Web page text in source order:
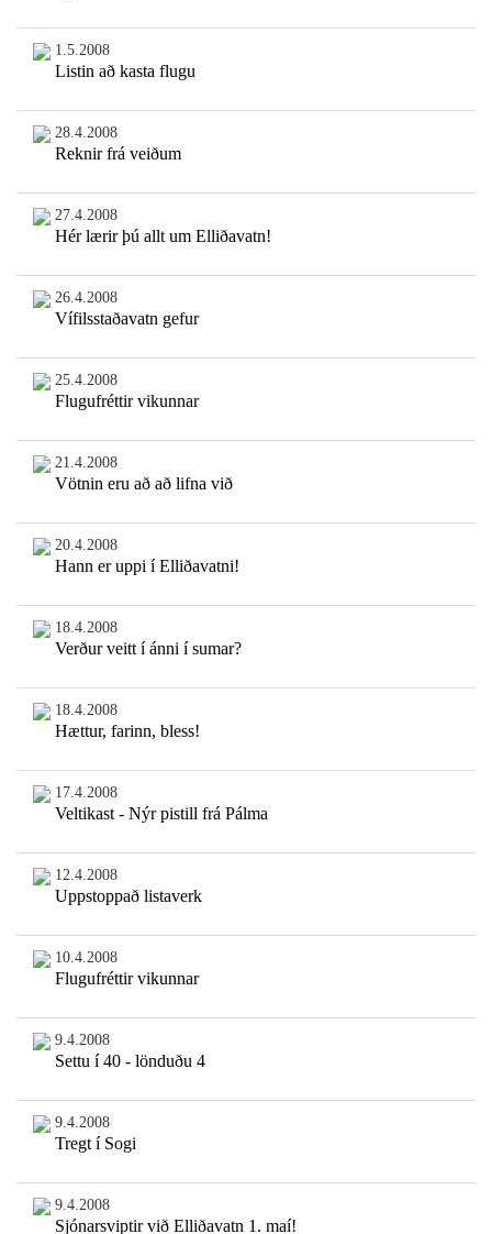
1.5.2008
Listin að kasta flugu
28.4.2008
Reknir frá veiðum
27.4.2008
Hér lærir þú allt um Elliðavatn!
26.4.2008
Vífilsstaðavatn gefur
25.4.2008
Flugufréttir vikunnar
21.4.2008
Vötnin eru að að lifna við
20.4.2008
Hann er uppi í Elliðavatni!
18.4.2008
Verður veitt í ánni í sumar?
18.4.2008
Hættur, farinn, bless!
17.4.2008
Veltikast - Nýr pistill frá Pálma
12.4.2008
Uppstoppað listaverk
10.4.2008
Flugufréttir vikunnar
9.4.2008
Settu í 40 - lönduðu 4
9.4.2008
Tregt í Sogi
9.4.2008
Sjónarsviptir við Elliðavatn 1. maí!